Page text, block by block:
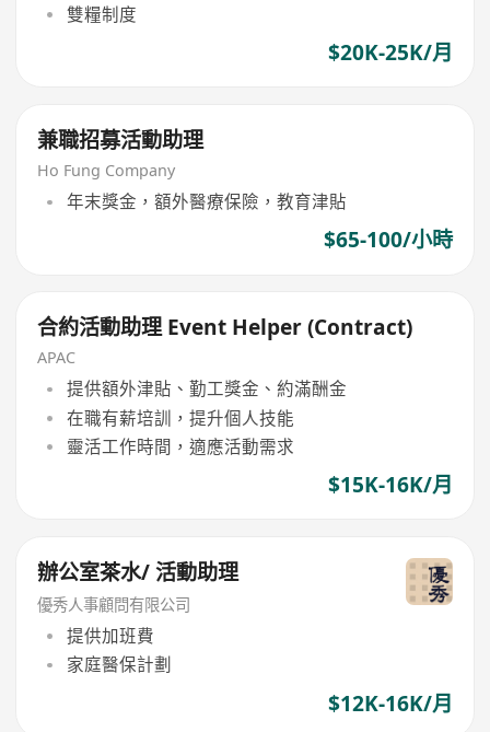
雙糧制度
$20K-25K/月
兼職招募活動助理
Ho Fung Company
年末獎金，額外醫療保險，教育津貼
$65-100/小時
合約活動助理 Event Helper (Contract)
APAC
提供額外津貼、勤工獎金、約滿酬金
在職有薪培訓，提升個人技能
靈活工作時間，適應活動需求
$15K-16K/月
辦公室茶水/ 活動助理
優秀人事顧問有限公司
提供加班費
家庭醫保計劃
$12K-16K/月